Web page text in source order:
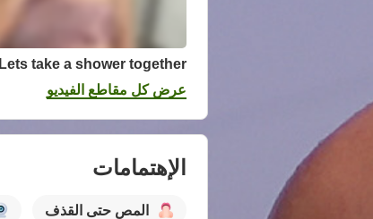
Lets take a shower together
عرض كل مقاطع الفيديو
الإهتمامات
المص حتى القذف